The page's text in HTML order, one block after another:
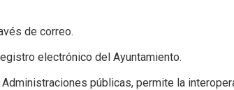
de correo.
electrónico del Ayuntamiento.
públicas, permite la